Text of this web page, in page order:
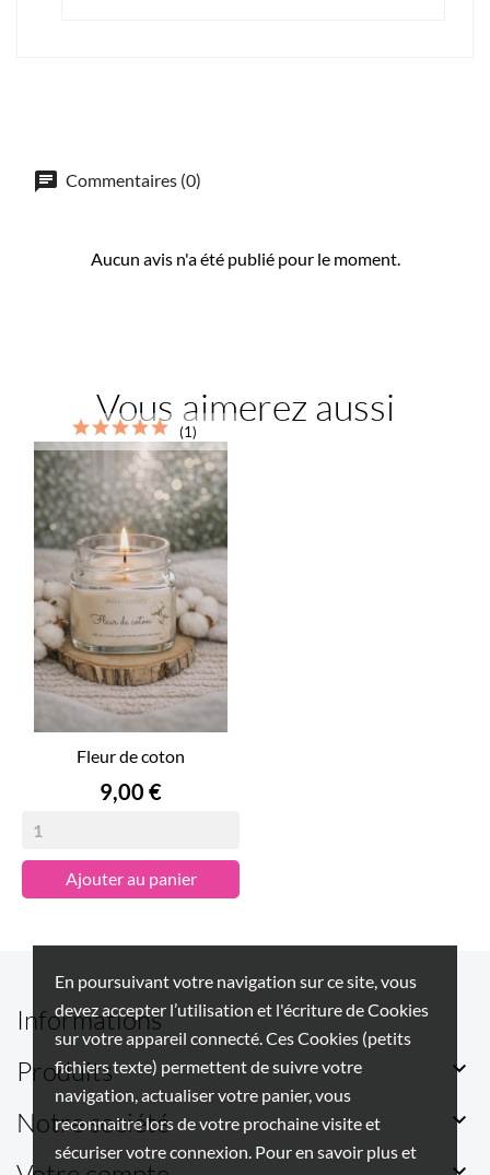
En poursuivant votre navigation sur ce site, vous
devez accepter l’utilisation et l'écriture de Cookies
sur votre appareil connecté. Ces Cookies (petits
fichiers texte) permettent de suivre votre
navigation, actualiser votre panier, vous
reconnaitre lors de votre prochaine visite et
sécuriser votre connexion. Pour en savoir plus et
Commentaires (0)
Aucun avis n'a été publié pour le moment.
Vous aimerez aussi
(1)
Fleur de coton
Prix
9,00 €
Ajouter au panier
Informations
Produits

Notre société 